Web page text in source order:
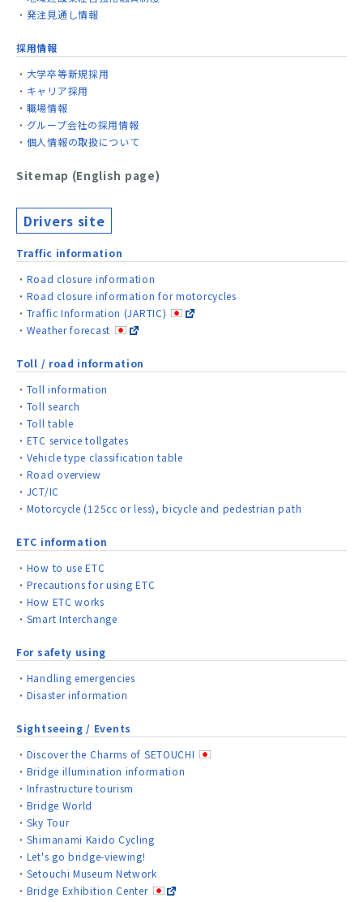
発注見通し情報
採用情報
大学卒等新規採用
キャリア採用
職場情報
グループ会社の採用情報
個人情報の取扱について
Sitemap (English page)
Drivers site
Traffic information
Road closure information
Road closure information for motorcycles
Traffic Information (JARTIC)
Weather forecast
Toll / road information
Toll information
Toll search
Toll table
ETC service tollgates
Vehicle type classification table
Road overview
JCT/IC
Motorcycle (125cc or less), bicycle and pedestrian path
ETC information
How to use ETC
Precautions for using ETC
How ETC works
Smart Interchange
For safety using
Handling emergencies
Disaster information
Sightseeing / Events
Discover the Charms of SETOUCHI
Bridge illumination information
Infrastructure tourism
Bridge World
Sky Tour
Shimanami Kaido Cycling
Let's go bridge-viewing!
Setouchi Museum Network
Bridge Exhibition Center